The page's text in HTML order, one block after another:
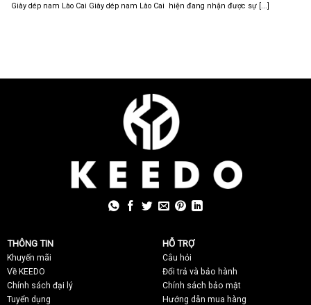
Giày dép nam Lào Cai Giày dép nam Lào Cai hiện đang nhận được sự [...]
THÔNG TIN
Khuyến mãi
Về KEEDO
Chính sách đại lý
Tuyển dụng
HỖ TRỢ
Câu hỏi
Đổi trả và bảo hành
Chính sách bảo mật
Hướng dẫn mua hàng